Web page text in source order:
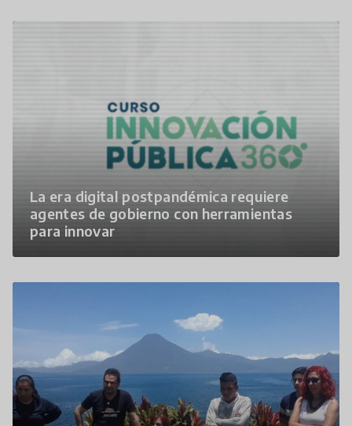
La era digital postpandémica requiere
agentes de gobierno con herramientas
para innovar